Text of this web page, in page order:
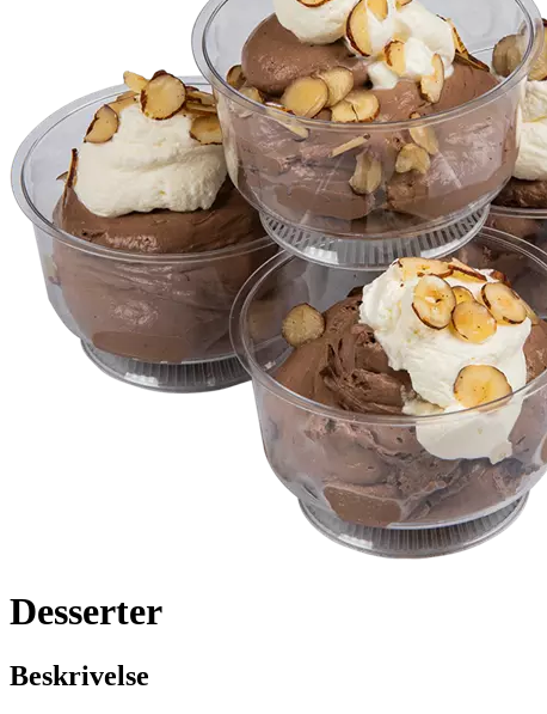
Desserter
Beskrivelse